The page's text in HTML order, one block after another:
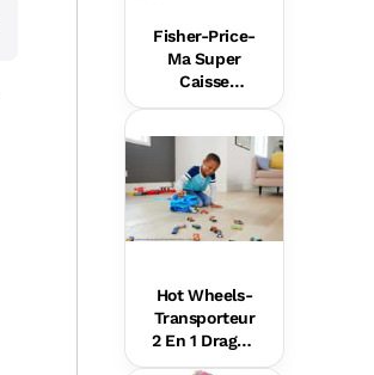
Fisher-Price-
Ma Super
Caisse
Enregistreus
Éveil
Hot Wheels-
Transporteur
2 En 1 Dragon
s Hot Wheels